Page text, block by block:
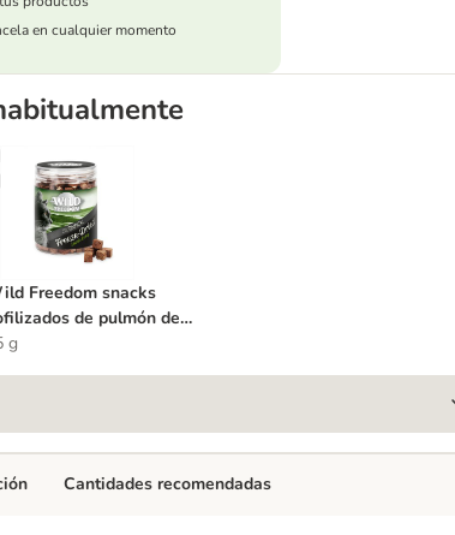
en cualquier momento
hígado de vacuno
Wild Freedom snacks liofilizados de pulmón de cordero
Freedom snacks
de pulmón de
g
Cantidades recomendadas